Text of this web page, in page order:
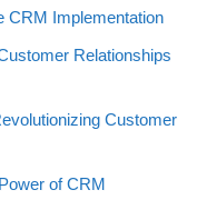
CRM Implementation
Relationships
Customer
of CRM